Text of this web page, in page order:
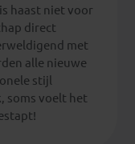
haast niet voor
direct
met
alle nieuwe
stijl
soms voelt het